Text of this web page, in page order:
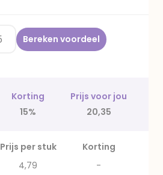
Bereken voordeel
Korting
Prijs voor jou
15% 20,35
Prijs per stuk
Korting
4,79
-